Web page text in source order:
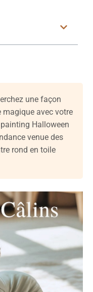
une façon
magique avec votre
Halloween
venue des
rond en toile